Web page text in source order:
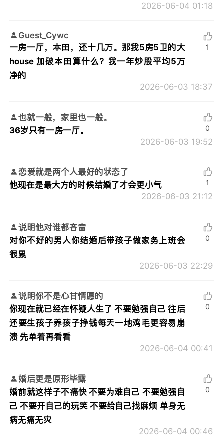
2026-06-04 01:18
Guest_Cywc
一房一厅，本田，还十几万。那我5房5卫的大
house 加破本田算什么？我一年炒股平均5万
净的
2026-06-03 18:37
1
也就一般，家里也一般。
36岁只有一房一厅。
2026-06-03 19:52
0
恋爱就是两个人最好的状态了
他现在是最大方的时候结婚了才会更小气
2026-06-03 21:12
1
说明他对谁都吝啬
对你不好的男人你结婚后带孩子做家务上班会
很累
2026-06-03 22:29
0
说明你不是心甘情愿的
你现在就已经在怀疑人生了 不要勉强自己 往后
还要生孩子养孩子挣钱每天一地鸡毛更容易崩
溃 先单着再看看
2026-06-04 00:41
0
婚后更是原形毕露
婚前就这样子不痛快 不要为难自己 不要勉强自
己 不要开自己的玩笑 不要给自己找麻烦 单身无
病无痛无灾
2026-06-04 00:46
0